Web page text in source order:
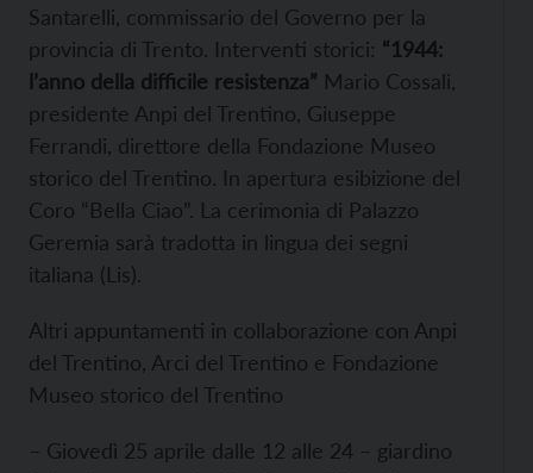
Santarelli, commissario del Governo per la
provincia di Trento. Interventi storici: “1944:
l’anno della difficile resistenza” Mario Cossali,
presidente Anpi del Trentino, Giuseppe
Ferrandi, direttore della Fondazione Museo
storico del Trentino. In apertura esibizione del
Coro “Bella Ciao”. La cerimonia di Palazzo
Geremia sarà tradotta in lingua dei segni
italiana (Lis).
Altri appuntamenti in collaborazione con Anpi
del Trentino, Arci del Trentino e Fondazione
Museo storico del Trentino
– Giovedì 25 aprile dalle 12 alle 24 – giardino